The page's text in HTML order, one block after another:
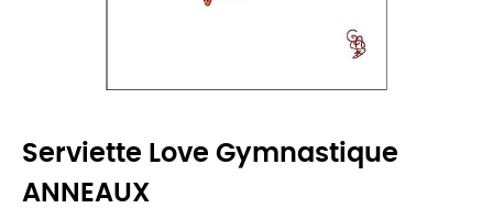
Serviette Love Gymnastique
ANNEAUX